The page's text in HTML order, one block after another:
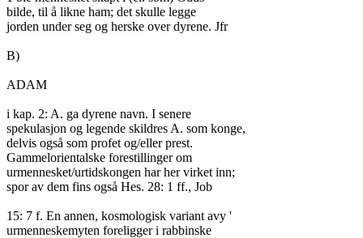
bilde, til å likne ham; det skulle legge
jorden under seg og herske over dyrene. Jfr
B)
ADAM
i kap. 2: A. ga dyrene navn. I senere
spekulasjon og legende skildres A. som konge,
delvis også som profet og/eller prest.
Gammelorientalske forestillinger om
urmennesket/urtidskongen har her virket inn;
spor av dem fins også Hes. 28: 1 ff., Job
15: 7 f. En annen, kosmologisk variant avy '
urmenneskemyten foreligger i rabbinske